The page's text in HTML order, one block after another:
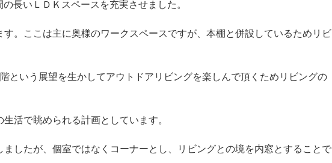
長いＬＤＫスペースを充実させました。
。ここは主に奥様のワークスペースですが、本棚と併設しているためリビ
という展望を生かしてアウトドアリビングを楽しんで頂くためリビングの
活で眺められる計画としています。
したが、個室ではなくコーナーとし、リビングとの境を内窓とすることで